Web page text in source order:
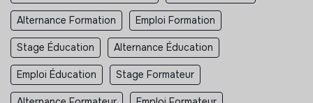
Alternance Formation Emploi Formation
Stage Éducation Alternance Éducation
Emploi Éducation Stage Formateur